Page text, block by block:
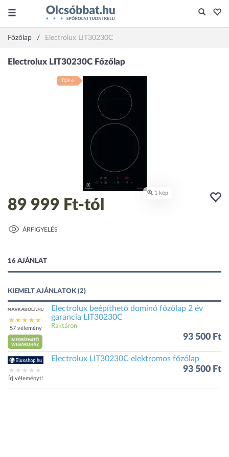
Főzőlap Electrolux LIT30230C
89 999 Ft-tól
ÁRFIGYELÉS
16 AJÁNLAT
KIEMELT AJÁNLATOK (2)
57 vélemény
Electrolux beépíthető dominó főzőlap 2 év
garancia LIT30230C
Raktáron
93 500 Ft
Írj véleményt!
Electrolux LIT30230C elektromos főzőlap
93 500 Ft